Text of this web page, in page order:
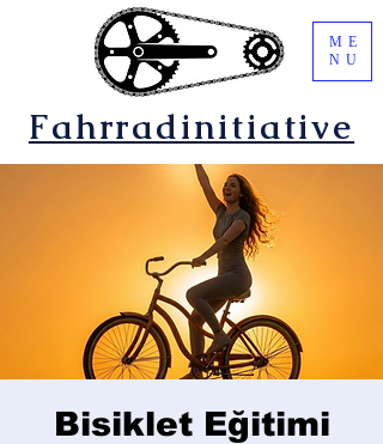
Fahrradinitiative
ME
NU
Bisiklet Eğitimi